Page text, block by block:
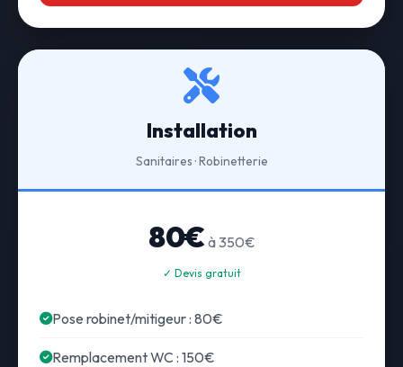
Installation
Sanitaires · Robinetterie
80€ à 350€
✓ Devis gratuit
Pose robinet/mitigeur : 80€
Remplacement WC : 150€